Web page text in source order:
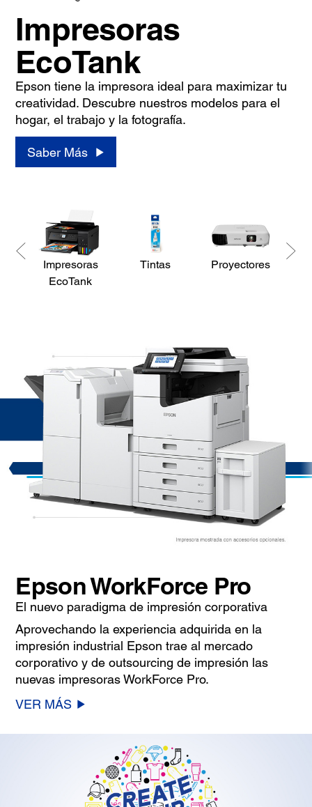
Impresoras
EcoTank
Epson tiene la impresora ideal para maximizar tu
creatividad. Descubre nuestros modelos para el
hogar, el trabajo y la fotografía.
Saber Más
Impresoras
EcoTank
Tintas Proyectores
Epson WorkForce Pro
El nuevo paradigma de impresión corporativa
Aprovechando la experiencia adquirida en la
impresión industrial Epson trae al mercado
corporativo y de outsourcing de impresión las
nuevas impresoras WorkForce Pro.
VER MÁS